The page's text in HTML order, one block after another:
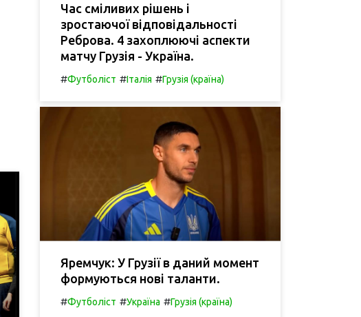
Час сміливих рішень і
зростаючої відповідальності
Реброва. 4 захоплюючі аспекти
матчу Грузія - Україна.
#Футболіст #Італія #Грузія (країна)
Яремчук: У Грузії в даний момент
формуються нові таланти.
#Футболіст #Україна #Грузія (країна)